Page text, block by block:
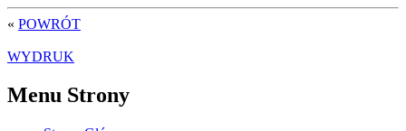
« POWRÓT
WYDRUK
Menu Strony